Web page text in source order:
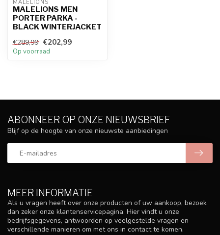
MALELIONS
MALELIONS MEN
PORTER PARKA -
BLACK WINTERJACKET
€289,99 €202,99
Op voorraad
MEER INFORMATIE
Als u vragen heeft over onze producten of uw aankoop, bezoek
dan zeker onze klantenservicepagina. Hier vindt u onze
bedrijfsgegevens, antwoorden op veelgestelde vragen en
verschillende manieren om met ons in contact te komen.
ABONNEER OP ONZE NIEUWSBRIEF
Blijf op de hoogte van onze nieuwste aanbiedingen